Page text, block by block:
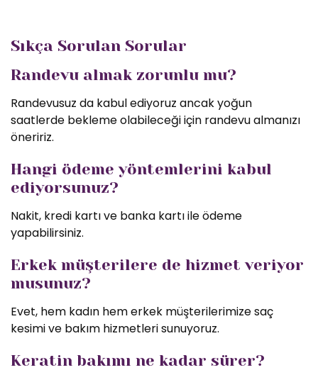
Sıkça Sorulan Sorular
Randevu almak zorunlu mu?
Randevusuz da kabul ediyoruz ancak yoğun
saatlerde bekleme olabileceği için randevu almanızı
öneririz.
Hangi ödeme yöntemlerini kabul
ediyorsunuz?
Nakit, kredi kartı ve banka kartı ile ödeme
yapabilirsiniz.
Erkek müşterilere de hizmet veriyor
musunuz?
Evet, hem kadın hem erkek müşterilerimize saç
kesimi ve bakım hizmetleri sunuyoruz.
Keratin bakımı ne kadar sürer?